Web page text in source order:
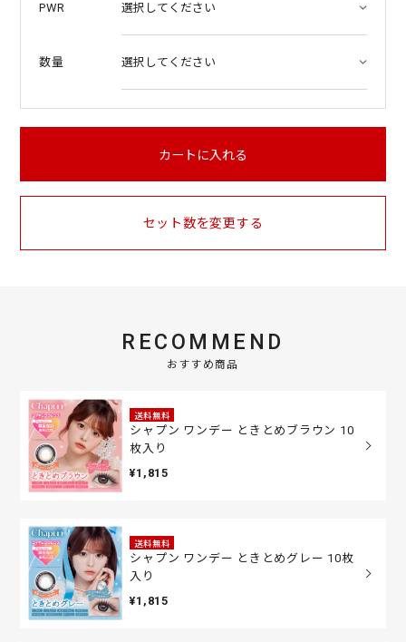
PWR
数量
カートに入れる
セット数を変更する
RECOMMEND
おすすめ商品
送料無料
シャプン ワンデー ときとめブラウン 10
枚入り
¥1,815
送料無料
シャプン ワンデー ときとめグレー 10枚
入り
¥1,815